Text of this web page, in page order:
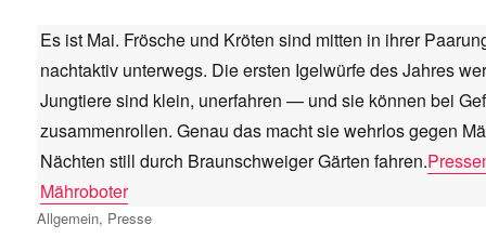
Es ist Mai. Frösche und Kröten sind mitten in ihrer
nachtaktiv unterwegs. Die ersten Igelwürfe des Jahres
Jungtiere sind klein, unerfahren — und sie können bei
zusammenrollen. Genau das macht sie wehrlos gegen
Nächten still durch Braunschweiger Gärten fahren.
Mähroboter
Kategorien
Allgemein, Presse